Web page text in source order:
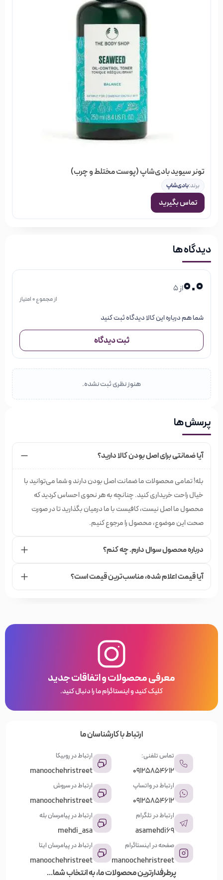
تونر سیوید بادی‌شاپ (پوست مختلط و چرب)
برند:بادی‌شاپ
تماس بگیرید
دیدگاه ها
0.0از 5
از مجموع 0 امتیاز
شما هم درباره این کالا دیدگاه ثبت کنید
ثبت دیدگاه
هنوز نظری ثبت نشده.
پرسش ها
آیا ضمانتی برای اصل بودن کالا دارید؟
بله! تمامی محصولات ما ضمانت اصل بودن دارند و شما می‌توانید با
خیال راحت خریداری کنید. چنانچه به هر نحوی احساس کردید که
محصول ما اصل نیست، کافیست با ما درمیان بگذارید تا در صورت
صحت این موضوع، محصول را مرجوع کنیم.
درباره محصول سوال دارم. چه کنم؟
آیا قیمت اعلام شده،‌ مناسب‌ترین قیمت است؟
معرفی محصولات و اتفاقات جدید
کلیک کنید و اینستاگرام ما را دنبال کنید.
ارتباط با کارشناسان ما
تماس تلفنی:
09125854612
ارتباط در واتساپ
09125854612
ارتباط در تلگرام
asamehdi69
صفحه در اینستاگرام
manoochehristreet
ارتباط در روبیکا
manoochehristreet
ارتباط در سروش
manoochehristreet
ارتباط در پیامرسان بله
mehdi_asa
ارتباط در پیامرسان ایتا
manoochehristreet
پرطرفدارترین محصولات ما، به انتخاب شما...